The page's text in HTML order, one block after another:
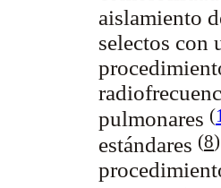
aislamiento
selectos con
pulmonares (1
estándares (8)